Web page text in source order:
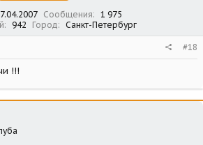
Сообщения
1 975
942 Город Санкт-Петербург
#18
!!!